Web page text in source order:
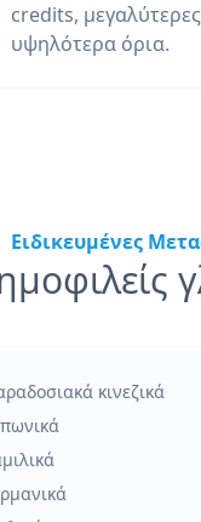
credits,
υψηλότερα όρια.
Ειδικευμένες
κινεζικά